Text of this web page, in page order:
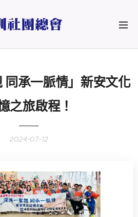
同承一脈情」新安文化
之旅啟程！
2024-07-12